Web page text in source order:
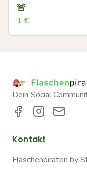
🚨
1 €
Dein Social
Kontakt
Flaschenpiraten by